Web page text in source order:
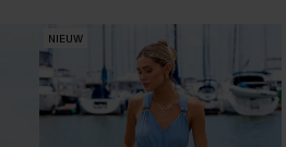
NIEUW